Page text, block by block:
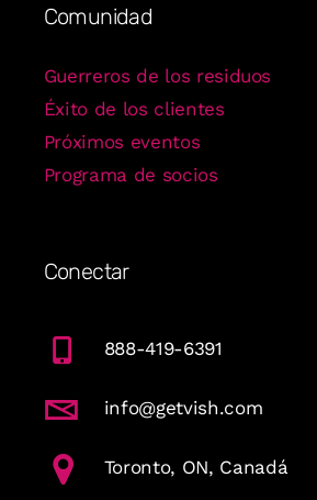
Comunidad
Guerreros de los residuos
Éxito de los clientes
Próximos eventos
Programa de socios
Conectar
888-419-6391
info@getvish.com
Toronto, ON, Canadá